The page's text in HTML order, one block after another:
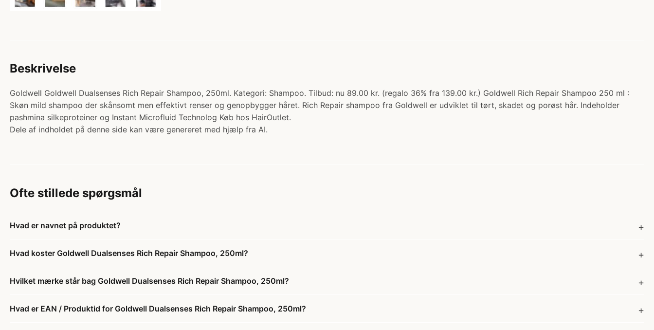
Beskrivelse
Goldwell Goldwell Dualsenses Rich Repair Shampoo, 250ml. Kategori: Shampoo. Tilbud: nu 89.00 kr. (regalo 36% fra 139.00 kr.) Goldwell Rich Repair Shampoo 250 ml :
Skøn mild shampoo der skånsomt men effektivt renser og genopbygger håret. Rich Repair shampoo fra Goldwell er udviklet til tørt, skadet og porøst hår. Indeholder
pashmina silkeproteiner og Instant Microfluid Technolog Køb hos HairOutlet.
Dele af indholdet på denne side kan være genereret med hjælp fra AI.
Ofte stillede spørgsmål
Hvad er navnet på produktet?
Hvad koster Goldwell Dualsenses Rich Repair Shampoo, 250ml?
Hvilket mærke står bag Goldwell Dualsenses Rich Repair Shampoo, 250ml?
Hvad er EAN / Produktid for Goldwell Dualsenses Rich Repair Shampoo, 250ml?